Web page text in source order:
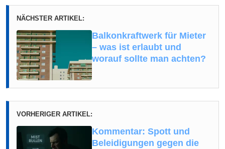
NÄCHSTER ARTIKEL:
Balkonkraftwerk für Mieter
– was ist erlaubt und
worauf sollte man achten?
VORHERIGER ARTIKEL:
Kommentar: Spott und
Beleidigungen gegen die